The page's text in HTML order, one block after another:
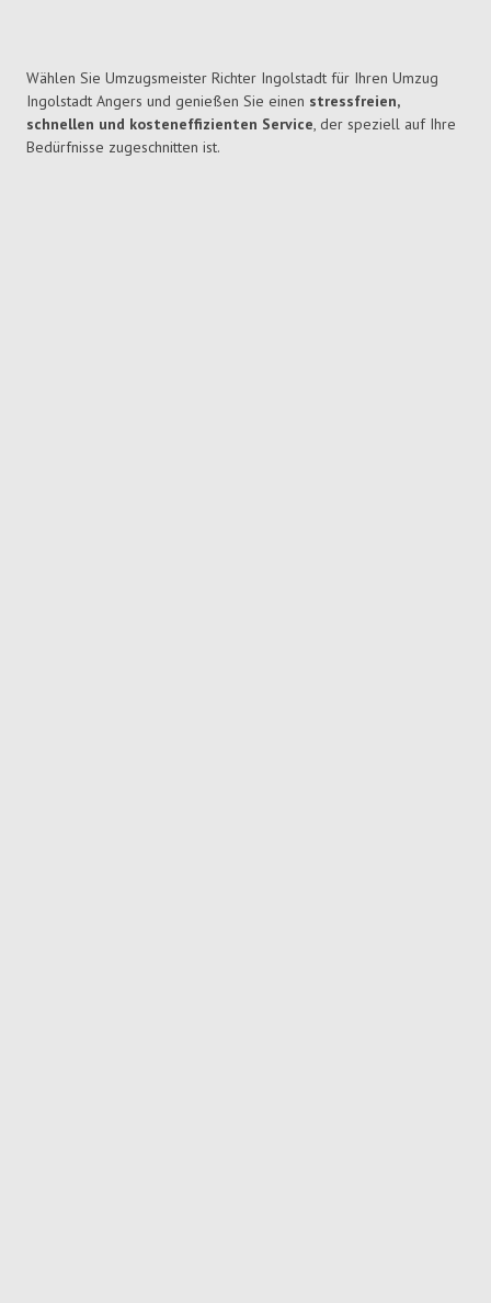
Wählen Sie Umzugsmeister Richter Ingolstadt für Ihren Umzug
Ingolstadt Angers und genießen Sie einen stressfreien,
schnellen und kosteneffizienten Service, der speziell auf Ihre
Bedürfnisse zugeschnitten ist.